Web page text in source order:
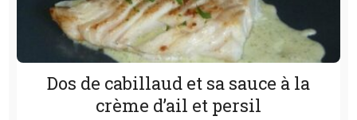
Dos de cabillaud et sa sauce à la
crème d’ail et persil